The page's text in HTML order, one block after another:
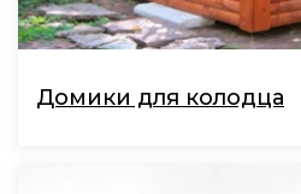
Домики для колодца